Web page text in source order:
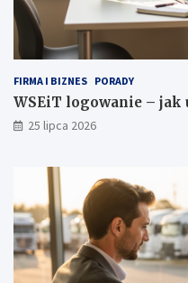
d
r
o
b
y
FIRMA I BIZNES PORADY
WSEiT logowanie – jak
25 lipca 2026